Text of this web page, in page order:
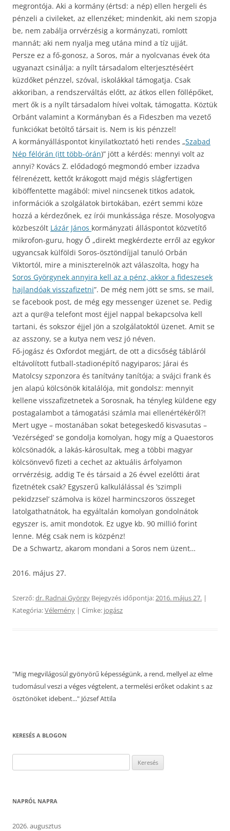
megrontója. Aki a kormány (értsd: a nép) ellen hergeli és
pénzeli a civileket, az ellenzéket; mindenkit, aki nem szopja
be, nem zabálja orrvérzésig a kormányzati, romlott
mannát; aki nem nyalja meg utána mind a tíz ujját.
Persze ez a fő-gonosz, a Soros, már a nyolcvanas évek óta
ugyanazt csinálja: a nyílt társadalom elterjesztéséért
küzdőket pénzzel, szóval, iskolákkal támogatja. Csak
akkoriban, a rendszerváltás előtt, az átkos ellen föllépőket,
mert ők is a nyílt társadalom hívei voltak, támogatta. Köztük
Orbánt valamint a Kormányban és a Fideszben ma vezető
funkciókat betöltő társait is. Nem is kis pénzzel!
A kormányálláspontot kinyilatkoztató heti rendes „Szabad
Nép félórán (itt több-órán)” jött a kérdés: mennyi volt az
annyi? Kovács Z. elődadogó megmondó ember izzadva
félrenézett, kettőt krákogott majd mégis slágfertigen
kiböffentette magából: mivel nincsenek titkos adatok,
információk a szolgálatok birtokában, ezért semmi köze
hozzá a kérdezőnek, ez írói munkássága része. Mosolyogva
közbeszólt Lázár János kormányzati álláspontot közvetítő
mikrofon-guru, hogy Ő „direkt megkérdezte erről az egykor
ugyancsak külföldi Soros-ösztöndíjjal tanuló Orbán
Viktortól, mire a miniszterelnök azt válaszolta, hogy ha
Soros Györgynek annyira kell az a pénz, akkor a fideszesek
hajlandóak visszafizetni”. De még nem jött se sms, se mail,
se facebook post, de még egy messenger üzenet se. Pedig
azt a qur@a telefont most éjjel nappal bekapcsolva kell
tartani, és sokszor éjjel jön a szolgálatoktól üzenet. Amit se
az asszony, se a kutya nem vesz jó néven.
Fő-jogász és Oxfordot megjárt, de ott a dicsőség tábláról
eltávolított futball-stadionépítő nagyiparos; Járai és
Matolcsy szponzora és tanítvány tanítója; a svájci frank és
jen alapú kölcsönök kitalálója, mit gondolsz: mennyit
kellene visszafizetnetek a Sorosnak, ha tényleg küldene egy
postagalambot a támogatási számla mai ellenértékéről?!
Mert ugye – mostanában sokat betegeskedő kisvasutas –
’Vezérséged’ se gondolja komolyan, hogy míg a Quaestoros
kölcsönadók, a lakás-károsultak, meg a többi magyar
kölcsönvevő fizeti a cechet az aktuális árfolyamon
orrvérzésig, addig Te és társaid a 26 évvel ezelőtti árat
fizetnétek csak? Egyszerű kalkulálással és ’szimpli
pekidzzsel’ számolva is közel harmincszoros összeget
latolgathatnátok, ha egyáltalán komolyan gondolnátok
egyszer is, amit mondotok. Ez ugye kb. 90 millió forint
lenne. Még csak nem is közpénz!
De a Schwartz, akarom mondani a Soros nem üzent…
2016. május 27.
Szerző:dr. Radnai György Bejegyzés időpontja:2016. május 27. |
Kategória:Vélemény | Címke: jogász
"Mig megvilágosúl gyönyörű képességünk, a rend, mellyel az elme
tudomásul veszi a véges végtelent, a termelési erőket odakint s az
ösztönöket idebent..." József Attila
KERESÉS A BLOGON
NAPRÓL NAPRA
2026. augusztus